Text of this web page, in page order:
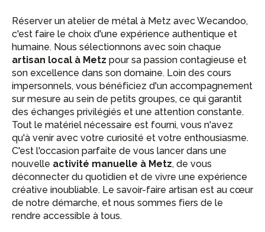
Réserver un atelier de métal à Metz avec Wecandoo,
c'est faire le choix d'une expérience authentique et
humaine. Nous sélectionnons avec soin chaque
artisan local à Metz pour sa passion contagieuse et
son excellence dans son domaine. Loin des cours
impersonnels, vous bénéficiez d'un accompagnement
sur mesure au sein de petits groupes, ce qui garantit
des échanges privilégiés et une attention constante.
Tout le matériel nécessaire est fourni, vous n'avez
qu'à venir avec votre curiosité et votre enthousiasme.
C'est l'occasion parfaite de vous lancer dans une
nouvelle activité manuelle à Metz, de vous
déconnecter du quotidien et de vivre une expérience
créative inoubliable. Le savoir-faire artisan est au cœur
de notre démarche, et nous sommes fiers de le
rendre accessible à tous.